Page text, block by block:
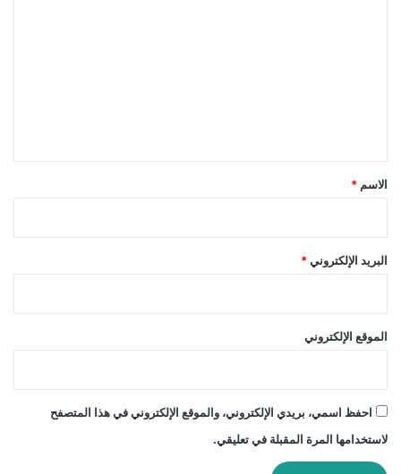
*
الاسم *
البريد الإلكتروني *
الموقع الإلكتروني
احفظ اسمي، بريدي الإلكتروني، والموقع الإلكتروني في هذا المتصفح
لاستخدامها المرة المقبلة في تعليقي.